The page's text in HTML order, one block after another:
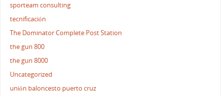
sporteam consulting
tecnificación
The Dominator Complete Post Station
the gun 800
the gun 8000
Uncategorized
unión baloncesto puerto cruz